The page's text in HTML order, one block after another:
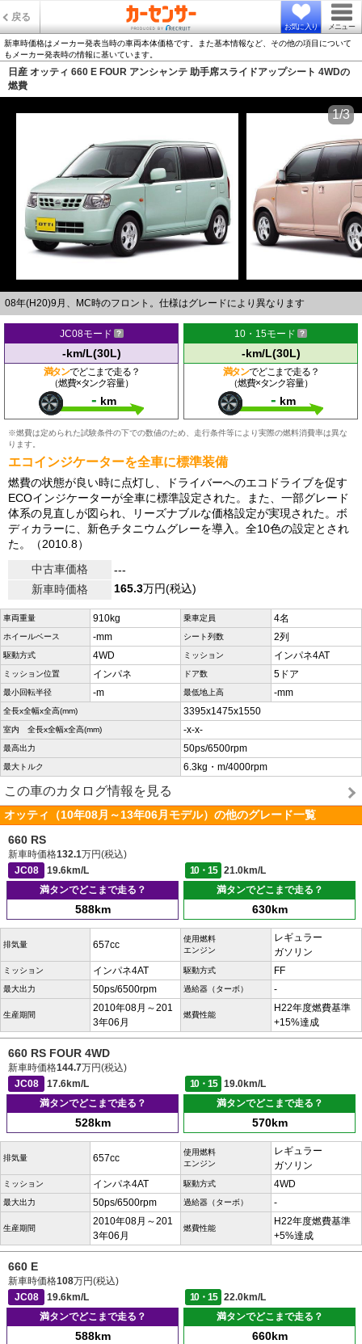
戻る
お気に入り メニュー
新車時価格はメーカー発表当時の車両本体価格です。また基本情報など、その他の項目について
もメーカー発表時の情報に基いています。
日産 オッティ 660 E FOUR アンシャンテ 助手席スライドアップシート 4WDの
燃費
08年(H20)9月、MC時のフロント。仕様はグレードにより異なります
1/3
JC08モード
-km/L(30L)
満タンでどこまで走る？
（燃費×タンク容量）
- km
10・15モード
-km/L(30L)
満タンでどこまで走る？
（燃費×タンク容量）
- km
※燃費は定められた試験条件の下での数値のため、走行条件等により実際の燃料消費率は異な
ります。
エコインジケーターを全車に標準装備
燃費の状態が良い時に点灯し、ドライバーへのエコドライブを促す
ECOインジケーターが全車に標準設定された。また、一部グレード
体系の見直しが図られ、リーズナブルな価格設定が実現された。ボ
ディカラーに、新色チタニウムグレーを導入。全10色の設定とされ
た。（2010.8）
中古車価格
---
新車時価格
165.3万円(税込)
車両重量 910kg 乗車定員 4名
ホイールベース -mm シート列数 2列
駆動方式 4WD ミッション インパネ4AT
ミッション位置 インパネ ドア数 5ドア
最小回転半径 -m 最低地上高 -mm
全長x全幅x全高(mm) 3395x1475x1550
室内 全長x全幅x全高(mm) -x-x-
最高出力 50ps/6500rpm
最大トルク 6.3kg・m/4000rpm
この車のカタログ情報を見る
オッティ（10年08月～13年06月モデル）の他のグレード一覧
660 RS
新車時価格132.1万円(税込)
JC08
19.6km/L 10・15
21.0km/L
満タンでどこまで走る？
588km
満タンでどこまで走る？
630km
排気量 657cc
使用燃料
エンジン
レギュラー
ガソリン
ミッション インパネ4AT 駆動方式 FF
最大出力 50ps/6500rpm 過給器（ターボ） -
生産期間
2010年08月～201
3年06月
燃費性能
H22年度燃費基準
+15%達成
660 RS FOUR 4WD
新車時価格144.7万円(税込)
JC08
17.6km/L 10・15
19.0km/L
満タンでどこまで走る？
528km
満タンでどこまで走る？
570km
排気量 657cc
使用燃料
エンジン
レギュラー
ガソリン
ミッション インパネ4AT 駆動方式 4WD
最大出力 50ps/6500rpm 過給器（ターボ） -
生産期間
2010年08月～201
3年06月
燃費性能
H22年度燃費基準
+5%達成
660 E
新車時価格108万円(税込)
JC08
19.6km/L 10・15
22.0km/L
満タンでどこまで走る？
588km
満タンでどこまで走る？
660km